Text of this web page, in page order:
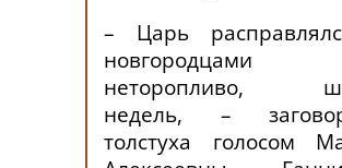
– Царь
новгородцами
неторопливо,
недель, –
толстуха голосом